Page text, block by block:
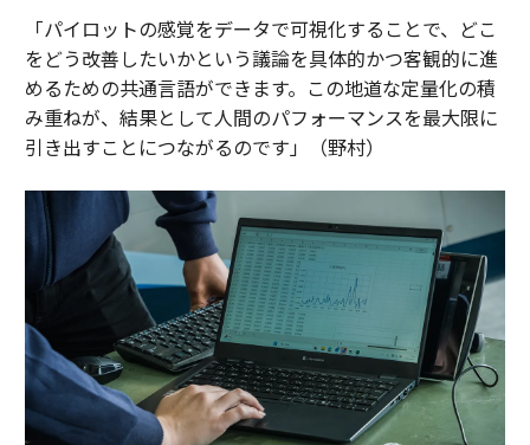
「パイロットの感覚をデータで可視化することで、どこ
をどう改善したいかという議論を具体的かつ客観的に進
めるための共通言語ができます。この地道な定量化の積
み重ねが、結果として人間のパフォーマンスを最大限に
引き出すことにつながるのです」（野村）